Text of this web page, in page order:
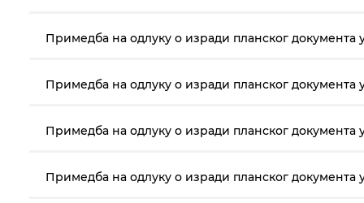
Примедба на одлуку о изради планског документа
Примедба на одлуку о изради планског документа
Примедба на одлуку о изради планског документа
Примедба на одлуку о изради планског документа